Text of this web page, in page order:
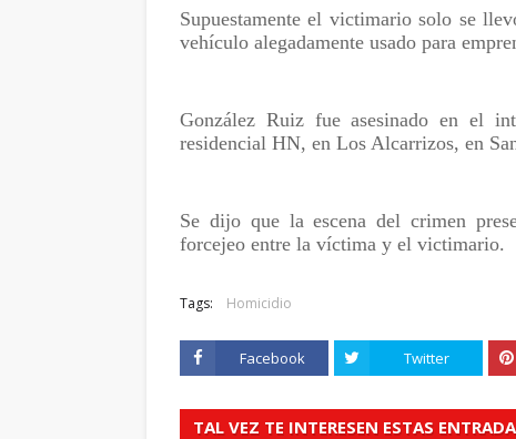
Supuestamente el victimario solo se
vehículo alegadamente usado para
González Ruiz fue asesinado en el
residencial HN, en Los Alcarrizos, en
Se dijo que la escena del crimen
forcejeo entre la víctima y el victimario.
Tags: Homicidio
Facebook Twitter
TAL VEZ TE INTERESEN ESTAS